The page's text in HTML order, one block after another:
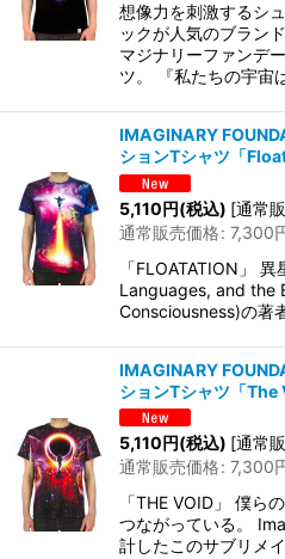
想像力を刺激するシ
ックが人気のブラン
マジナリーファンデ
ツ。 『私たちの宇宙
IMAGINARY
ションTシャツ「
5,110円(税込) [通常
通常販売価格: 7,300
「FLOATATION」
Languages, and the
Consciousness)の著
IMAGINARY
ションTシャツ「The
5,110 円(税込) [通常
通常販売価格: 7,300
「THE VOID」 僕ら
つながっている。
計したこのサブリメ